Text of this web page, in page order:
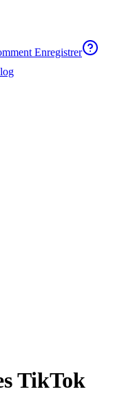
Enregistrer
TikTok